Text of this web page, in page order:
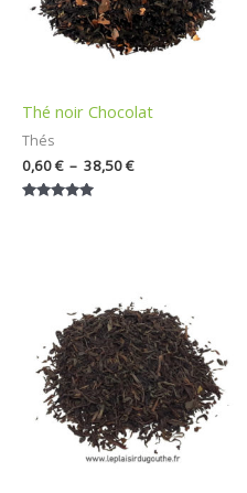
Thé noir Chocolat
Thés
0,60€ – 38,50€
de
prix :
0,60 €
à
35,62 €